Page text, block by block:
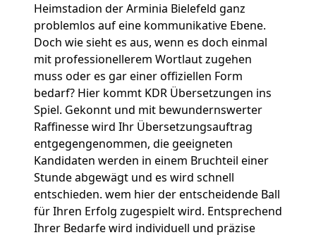
Heimstadion der Arminia Bielefeld ganz
problemlos auf eine kommunikative Ebene.
Doch wie sieht es aus, wenn es doch einmal
mit professionellerem Wortlaut zugehen
muss oder es gar einer offiziellen Form
bedarf? Hier kommt KDR Übersetzungen ins
Spiel. Gekonnt und mit bewundernswerter
Raffinesse wird Ihr Übersetzungsauftrag
entgegengenommen, die geeigneten
Kandidaten werden in einem Bruchteil einer
Stunde abgewägt und es wird schnell
entschieden. wem hier der entscheidende Ball
für Ihren Erfolg zugespielt wird. Entsprechend
Ihrer Bedarfe wird individuell und präzise